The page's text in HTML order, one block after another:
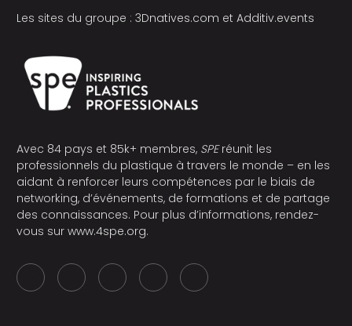
Les sites du groupe : 3Dnatives.com et Additiv.events
Avec 84 pays et 85k+ membres, SPEréunit les
professionnels du plastique à travers le monde – en les
aidant à renforcer leurs compétences par le biais de
networking, d’événements, de formations et de partage
des connaissances. Pour plus d’informations, rendez-
vous sur www.4spe.org.